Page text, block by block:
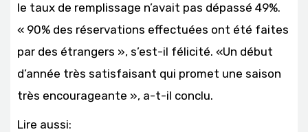
le taux de remplissage n’avait pas dépassé 49%.
« 90% des réservations effectuées ont été faites
par des étrangers », s’est-il félicité. «Un début
d’année très satisfaisant qui promet une saison
très encourageante », a-t-il conclu.
Lire aussi: